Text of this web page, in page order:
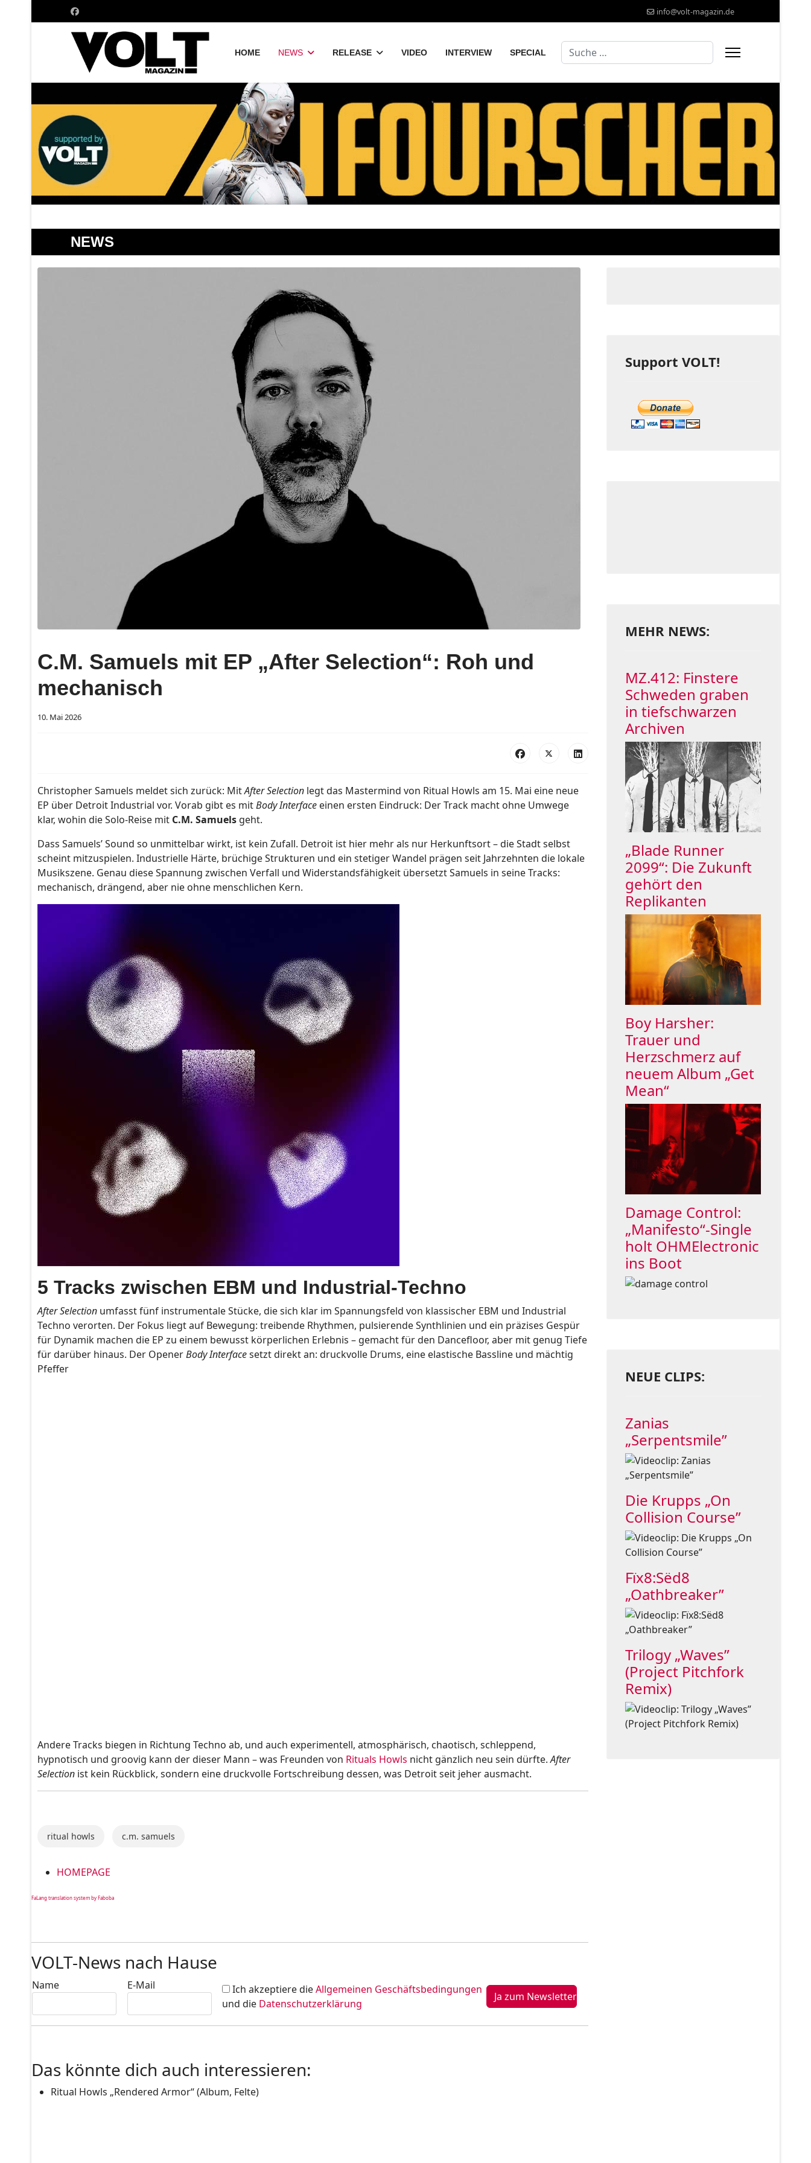
info@volt-magazin.de
HOME NEWS RELEASE VIDEO INTERVIEW SPECIAL Suchen
NEWS
C.M. Samuels mit EP „After Selection“: Roh und
mechanisch
10. Mai 2026
Christopher Samuels meldet sich zurück: MitAfter Selection legt das Mastermind von Ritual Howls am 15. Mai eine neue
EP über Detroit Industrial vor. Vorab gibt es mitBody Interface einen ersten Eindruck: Der Track macht ohne Umwege
klar, wohin die Solo-Reise mit C.M. Samuels geht.
Dass Samuels’ Sound so unmittelbar wirkt, ist kein Zufall. Detroit ist hier mehr als nur Herkunftsort – die Stadt selbst
scheint mitzuspielen. Industrielle Härte, brüchige Strukturen und ein stetiger Wandel prägen seit Jahrzehnten die lokale
Musikszene. Genau diese Spannung zwischen Verfall und Widerstandsfähigkeit übersetzt Samuels in seine Tracks:
mechanisch, drängend, aber nie ohne menschlichen Kern.
5 Tracks zwischen EBM und Industrial-Techno
After Selection umfasst fünf instrumentale Stücke, die sich klar im Spannungsfeld von klassischer EBM und Industrial
Techno verorten. Der Fokus liegt auf Bewegung: treibende Rhythmen, pulsierende Synthlinien und ein präzises Gespür
für Dynamik machen die EP zu einem bewusst körperlichen Erlebnis – gemacht für den Dancefloor, aber mit genug Tiefe
für darüber hinaus. Der OpenerBody Interfacesetzt direkt an: druckvolle Drums, eine elastische Bassline und mächtig
Pfeffer
Andere Tracks biegen in Richtung Techno ab, und auch experimentell, atmosphärisch, chaotisch, schleppend,
hypnotisch und groovig kann der dieser Mann – was Freunden von Rituals Howls nicht gänzlich neu sein dürfte.After
Selection ist kein Rückblick, sondern eine druckvolle Fortschreibung dessen, was Detroit seit jeher ausmacht.
ritual howls c.m. samuels
HOMEPAGE
FaLang translation system by Faboba
VOLT-News nach Hause
Name E-Mail Ich akzeptiere dieAllgemeinen Geschäftsbedingungen
und die Datenschutzerklärung
Das könnte dich auch interessieren:
Ritual Howls „Rendered Armor“ (Album, Felte)
Support VOLT!
MEHR NEWS:
MZ.412: Finstere
Schweden graben
in tiefschwarzen
Archiven
„Blade Runner
2099“: Die Zukunft
gehört den
Replikanten
Boy Harsher:
Trauer und
Herzschmerz auf
neuem Album „Get
Mean“
Damage Control:
„Manifesto“-Single
holt OHMElectronic
ins Boot
NEUE CLIPS:
Zanias
„Serpentsmile”
Die Krupps „On
Collision Course”
Fïx8:Sëd8
„Oathbreaker”
Trilogy „Waves”
(Project Pitchfork
Remix)